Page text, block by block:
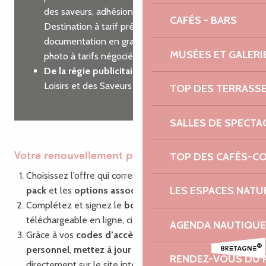
CAFÉS - BARS
MUSÉES ET
TOP DES
SALLES DE
TOP DES CAFÉS-
LES ESPACES
AGENDA NAUTIQUE
RENDEZ-VOUS DU
des saveurs, adhésion à Côtes d’Armor
Destination à tarif préférentiel, commande de
documentation en grande quantité, shooting
photo à tarifs négociés…
De la régie publicitaire
sur nos guides des
Loisirs et des Saveurs
Votre renouvellement pas à pas
Choisissez l’offre qui correspond à vos besoins : le
pack et les options associées
Complétez et signez le bon de commande,
téléchargeable en ligne, ci-dessous.
Grâce à vos codes d’accès
personnel, mettez à jour vos informations